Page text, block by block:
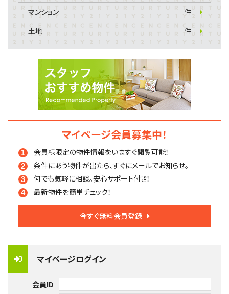
マンション
件
土地
件
マイページ会員募集中！
会員様限定の物件情報をいますぐ閲覧可能！
条件にあう物件が出たら、すぐにメールでお知らせ。
何でも気軽に相談。安心サポート付き！
最新物件を簡単チェック！
今すぐ無料会員登録
マイページログイン
会員ID